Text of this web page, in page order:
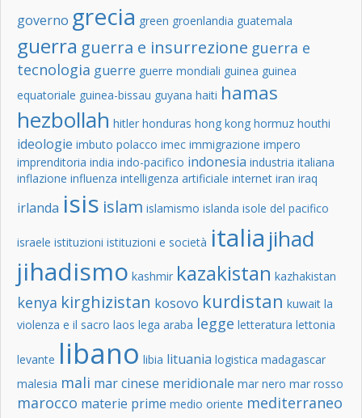
governo grecia green groenlandia guatemala
guerra guerra e insurrezione guerra e
tecnologia guerre guerre mondiali guinea guinea
equatoriale guinea-bissau guyana haiti hamas
hezbollah hitler honduras hong kong hormuz houthi
ideologie imbuto polacco imec immigrazione impero
imprenditoria india indo-pacifico indonesia industria italiana
inflazione influenza intelligenza artificiale internet iran iraq
irlanda isis islam islamismo islanda isole del pacifico
israele istituzioni istituzioni e società italia jihad
jihadismo kashmir kazakistan kazhakistan
kenya kirghizistan kosovo kurdistan kuwait la
violenza e il sacro laos lega araba legge letteratura lettonia
levante libano libia lituania logistica madagascar
malesia mali mar cinese meridionale mar nero mar rosso
marocco materie prime medio oriente mediterraneo